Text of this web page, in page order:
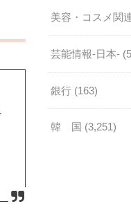
美容・コスメ関
芸能情報-日本-
銀行 (163)
韓 国 (3,251)